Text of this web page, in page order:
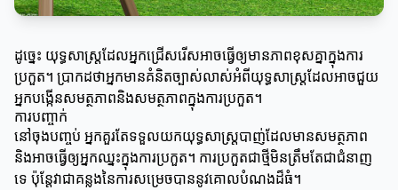
ដូច្នេះ យុទ្ធសាស្ត្រដែលអ្នកជ្រើសរើសអាចធ្វើឲ្យមានភាពខុសគ្នាក្នុងការ
ប្រកួត។ ប្រាកដថាអ្នកមានគំនិតច្បាស់លាស់អំពីយុទ្ធសាស្ត្រដែលអាចជួយ
អ្នកបង្កើនសមត្ថភាពនិងសមត្ថភាពក្នុងការប្រកួត។
ការបញ្ចាក់
នៅចុងបញ្ចប់ អ្នកគួរតែទទួលយកយុទ្ធសាស្ត្របាញ់ដែលមានសមត្ថភាព
និងអាចធ្វើឲ្យអ្នកឈ្នះក្នុងការប្រកួត។ ការប្រកួតជាថ្មីមិនត្រឹមតែជាជំនាញ
ទេ ប៉ុន្តែវាជាគន្លងនៃការសម្រេចបាននូវគោលបំណងដ៏ធំ។